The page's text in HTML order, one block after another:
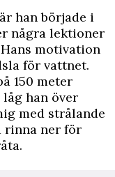
han började i
några lektioner
motivation
för vattnet.
150 meter
han över
med strålande
rinna ner för